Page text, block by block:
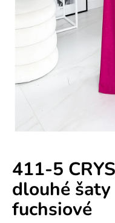
411-5
dlouhé
fuchsiové
e
n
á
j
s
?
HĽADAŤ